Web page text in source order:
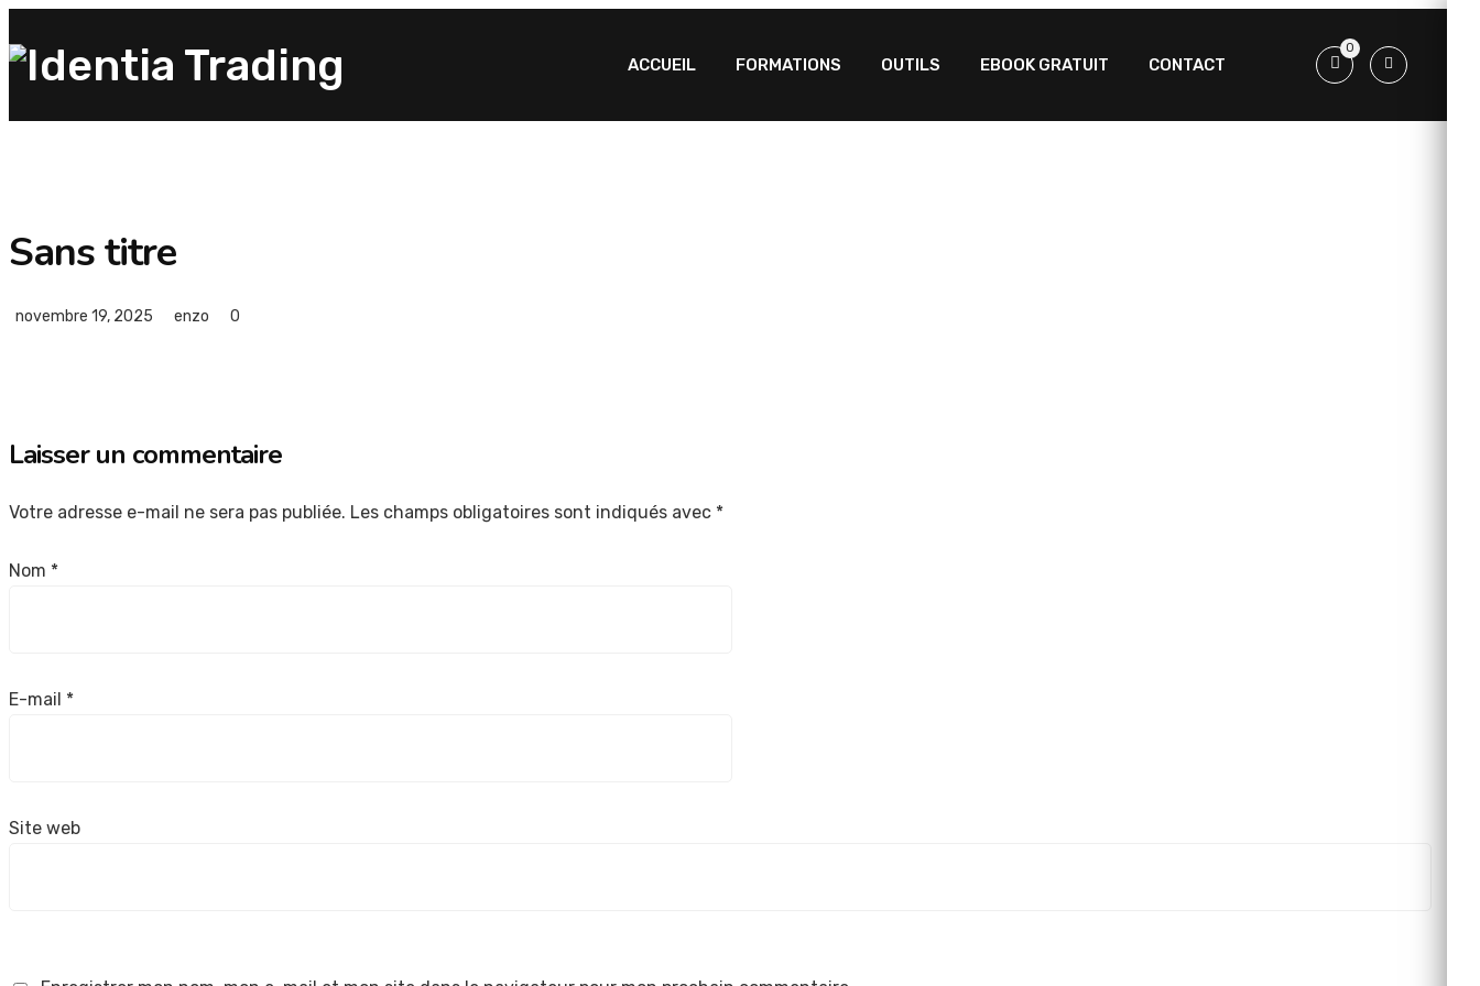
ACCUEIL FORMATIONS OUTILS EBOOK GRATUIT CONTACT
0
Sans titre
novembre 19, 2025 enzo 0
Laisser un commentaire
Votre adresse e-mail ne sera pas publiée. Les champs obligatoires sont indiqués avec *
Nom *
E-mail *
Site web